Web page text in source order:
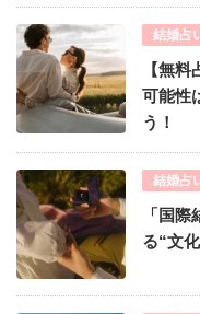
結婚占
【無
可能性
う！
結婚占
「国
る“文